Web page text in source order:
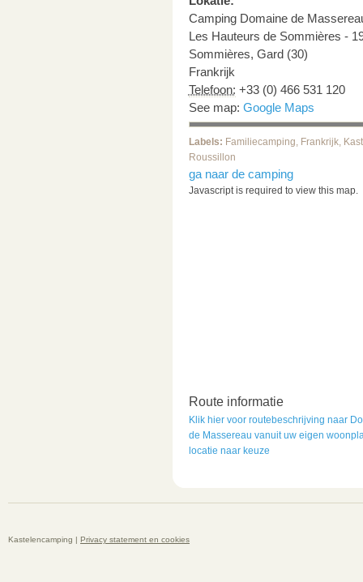
Camping Domaine de
Les Hauteurs de Sommières -
Sommières, Gard (30)
Frankrijk
Telefoon: +33 (0) 466 531 120
See map: Google Maps
Labels: Familiecamping, Frankrijk,
Roussillon
ga naar de camping
Javascript is required to view this map.
Route informatie
Klik hier voor routebeschrijving naar
de Massereau vanuit uw eigen
locatie naar keuze
Kastelencamping | Privacy statement en cookies